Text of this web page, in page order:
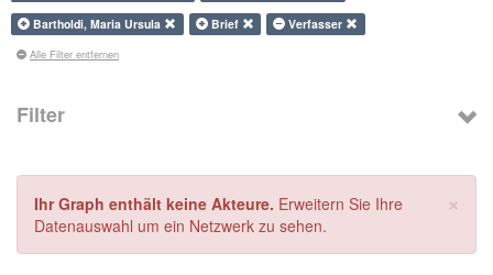
Bartholdi, Maria Ursula
Brief Verfasser
Alle Filter entfernen
Filter
×
Ihr Graph enthält keine Akteure. Erweitern Sie Ihre
Datenauswahl um ein Netzwerk zu sehen.